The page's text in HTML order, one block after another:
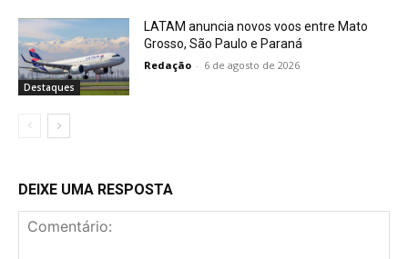
Destaques
LATAM anuncia novos voos entre Mato
Grosso, São Paulo e Paraná
Redação - 6 de agosto de 2026
DEIXE UMA RESPOSTA